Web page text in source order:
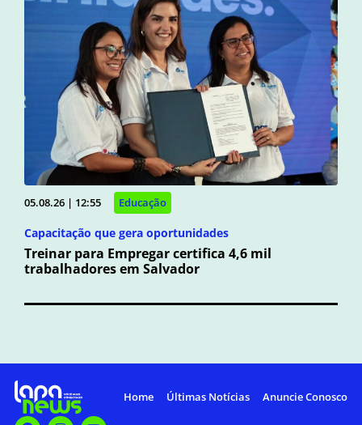
05.08.26 | 12:55 Educação
Capacitação que gera oportunidades
Treinar para Empregar certifica 4,6 mil
trabalhadores em Salvador
Home Últimas Notícias Anuncie Conosco